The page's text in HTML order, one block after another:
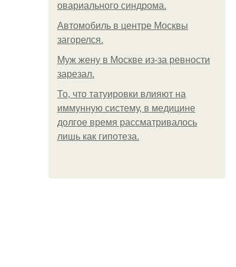
овариального синдрома.
Автомобиль в центре Москвы
загорелся.
Mуж жену в Москве из-за ревности
зарезал.
То, что татуировки влияют на
иммунную систему, в медицине
долгое время рассматривалось
лишь как гипотеза.